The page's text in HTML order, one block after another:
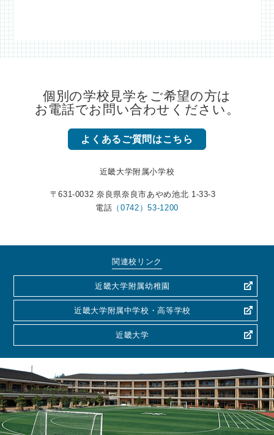
個別の学校見学をご希望の方は
お電話でお問い合わせください。
よくあるご質問はこちら
近畿大学附属小学校
〒631-0032 奈良県奈良市あやめ池北 1-33-3
電話 （0742）53-1200
関連校リンク
近畿大学附属幼稚園
近畿大学附属中学校・高等学校
近畿大学